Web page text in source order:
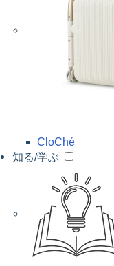
CloChé
知る/学ぶ